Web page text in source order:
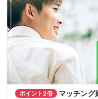
ポイント2倍
マッチング